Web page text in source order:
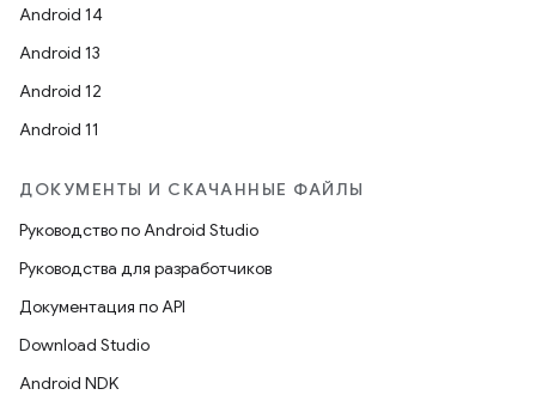
Android 14
Android 13
Android 12
Android 11
ДОКУМЕНТЫ И СКАЧАННЫЕ ФАЙЛЫ
Руководство по Android Studio
Руководства для разработчиков
Документация по API
Download Studio
Android NDK